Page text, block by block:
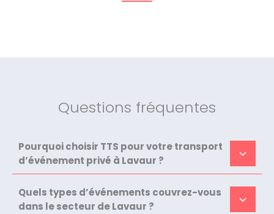
Questions fréquentes
Pourquoi choisir TTS pour votre transport
d’événement privé à Lavaur ?
Quels types d’événements couvrez-vous
dans le secteur de Lavaur ?